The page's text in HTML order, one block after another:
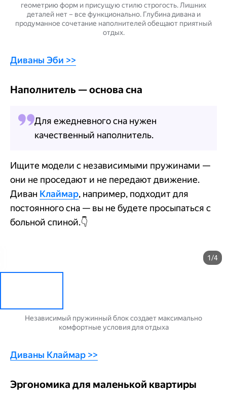
геометрию форм и присущую стилю строгость. Лишних
деталей нет – все функционально. Глубина дивана и
продуманное сочетание наполнителей обещают приятный
отдых.
Диваны Эби >>
Наполнитель — основа сна
Для ежедневного сна нужен
качественный наполнитель.
Ищите модели с независимыми пружинами —
они не проседают и не передают движение.
Диван Клаймар, например, подходит для
постоянного сна — вы не будете просыпаться с
больной спиной.👇
1/4
Независимый пружинный блок создает максимально
комфортные условия для отдыха
Диваны Клаймар >>
Эргономика для маленькой квартиры